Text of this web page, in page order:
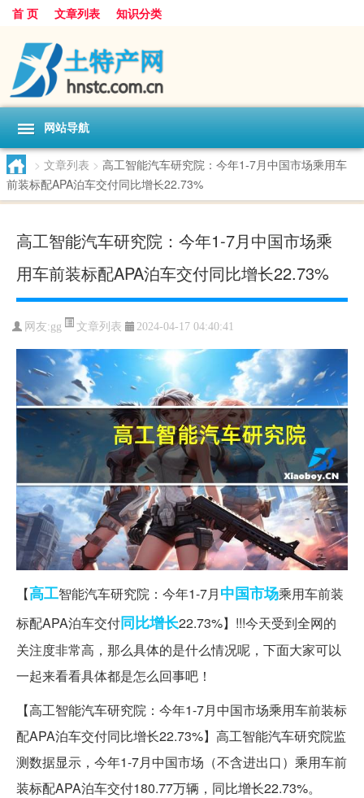
首 页 文章列表 知识分类
网站导航
> 文章列表 > 高工智能汽车研究院：今年1-7月中国市场乘用车
前装标配APA泊车交付同比增长22.73%
高工智能汽车研究院：今年1-7月中国市场乘
用车前装标配APA泊车交付同比增长22.73%
网友:gg 文章列表 2024-04-17 04:40:41
【高工智能汽车研究院：今年1-7月中国市场乘用车前装
标配APA泊车交付同比增长22.73%】!!!今天受到全网的
关注度非常高，那么具体的是什么情况呢，下面大家可以
一起来看看具体都是怎么回事吧！
【高工智能汽车研究院：今年1-7月中国市场乘用车前装标
配APA泊车交付同比增长22.73%】高工智能汽车研究院监
测数据显示，今年1-7月中国市场（不含进出口）乘用车前
装标配APA泊车交付180.77万辆，同比增长22.73%。